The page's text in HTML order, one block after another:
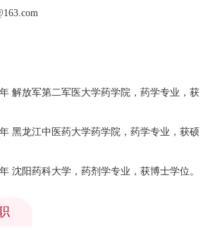
解放军第二军医大学药学院，药学专业，获
黑龙江中医药大学药学院，药学专业，获硕
沈阳药科大学，药剂学专业，获博士学位。